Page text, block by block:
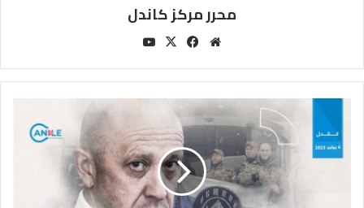
محرر مركز كاندل
مو
الوي
ب
في
وك
‫X
be